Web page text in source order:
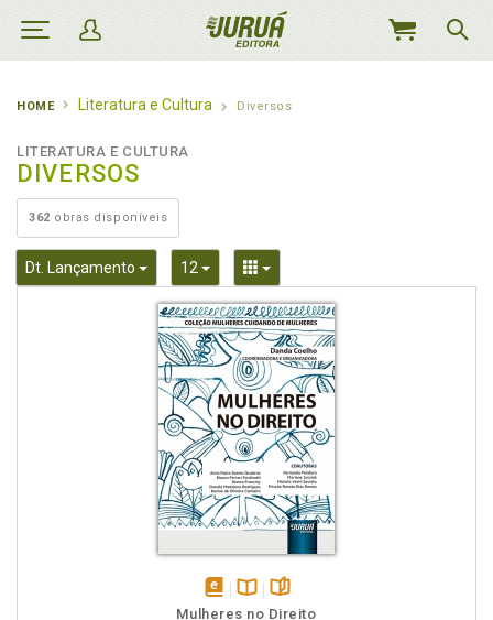
MEU
HOME Literatura e Cultura Diversos
LITERATURA E CULTURA
DIVERSOS
362 obras disponíveis
Dt. Lançamento Toggle Dropdown
12 Toggle DropdownToggle Dropdown
disponívelDisponível
páginas
Mulheres no Direito